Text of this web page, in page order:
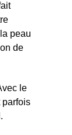
peau
de
le
parfois